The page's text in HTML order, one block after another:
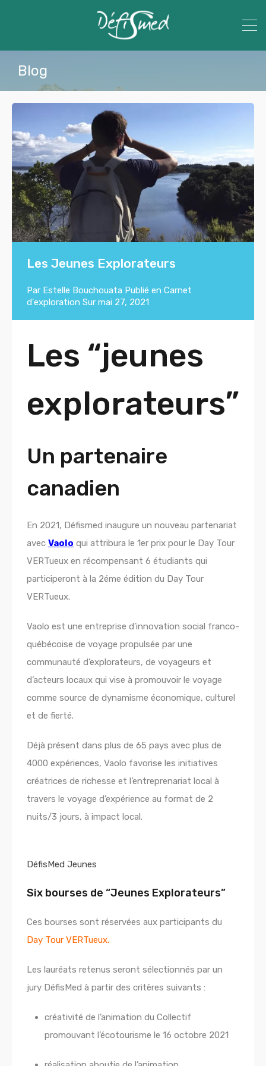
Blog
Les Jeunes Explorateurs
Par Estelle Bouchouata Publié en Carnet
d'exploration Sur mai 27, 2021
Les “jeunes
explorateurs”
Un partenaire
canadien
En 2021, Défismed inaugure un nouveau partenariat
avec Vaolo qui attribura le 1er prix pour le Day Tour
VERTueux en récompensant 6 étudiants qui
participeront à la 2éme édition du Day Tour
VERTueux.
Vaolo est une entreprise d’innovation social franco-
québécoise de voyage propulsée par une
communauté d’explorateurs, de voyageurs et
d’acteurs locaux qui vise à promouvoir le voyage
comme source de dynamisme économique, culturel
et de fierté.
Déjà présent dans plus de 65 pays avec plus de
4000 expériences, Vaolo favorise les initiatives
créatrices de richesse et l’entreprenariat local à
travers le voyage d’expérience au format de 2
nuits/3 jours, à impact local.
DéfisMed Jeunes
Six bourses de “Jeunes Explorateurs”
Ces bourses sont réservées aux participants du
Day Tour VERTueux.
Les lauréats retenus seront sélectionnés par un
jury DéfisMed à partir des critères suivants :
créativité de l’animation du Collectif
promouvant l’écotourisme le 16 octobre 2021